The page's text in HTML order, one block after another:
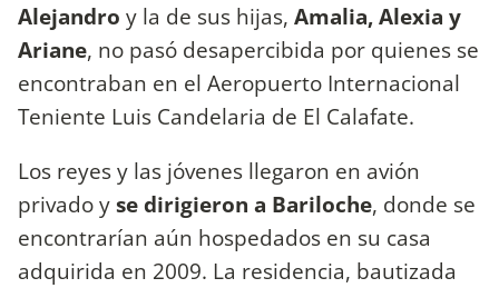
Alejandro y la de sus hijas, Amalia, Alexia y
Ariane, no pasó desapercibida por quienes se
encontraban en el Aeropuerto Internacional
Teniente Luis Candelaria de El Calafate.
Los reyes y las jóvenes llegaron en avión
privado yse dirigieron a Bariloche, donde se
encontrarían aún hospedados en su casa
adquirida en 2009. La residencia, bautizada